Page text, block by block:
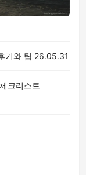
기와 팁 26.05.31
크리스트